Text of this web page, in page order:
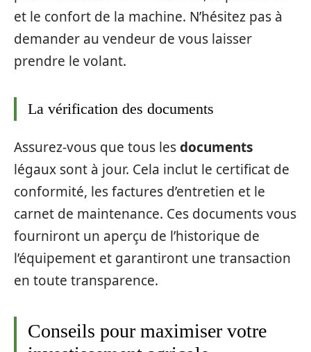
et le confort de la machine. N’hésitez pas à
demander au vendeur de vous laisser
prendre le volant.
La vérification des documents
Assurez-vous que tous lesdocuments
légaux sont à jour. Cela inclut le certificat de
conformité, les factures d’entretien et le
carnet de maintenance. Ces documents vous
fourniront un aperçu de l’historique de
l’équipement et garantiront une transaction
en toute transparence.
Conseils pour maximiser votre